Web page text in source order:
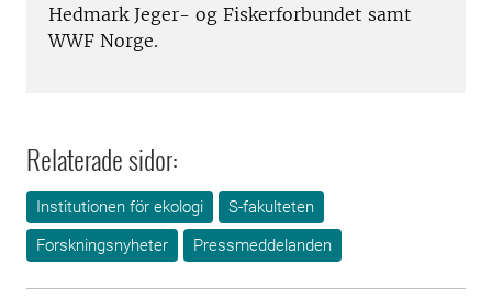
Hedmark Jeger- og Fiskerforbundet samt
WWF Norge.
Relaterade sidor:
Institutionen för ekologi
S-fakulteten
Forskningsnyheter
Pressmeddelanden